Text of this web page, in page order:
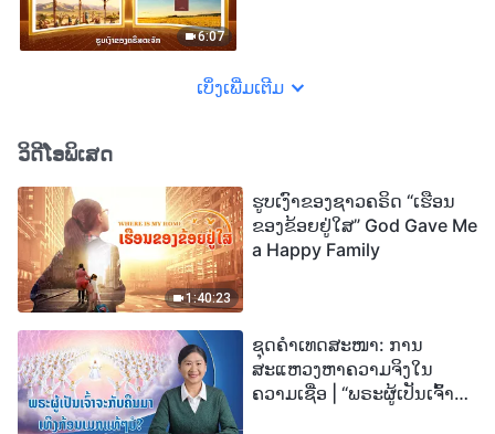
6:07
ເບິ່ງເພີ່ມເຕີມ
ວິດີໂອພິເສດ
1:40:23
ຮູບເງົາຂອງຊາວຄຣິດ “ເຮືອນ
ຂອງຂ້ອຍຢູ່ໃສ” God Gave Me
a Happy Family
ຊຸດຄຳເທດສະໜາ: ການ
ສະແຫວງຫາຄວາມຈິງໃນ
ຄວາມເຊື່ອ | “ພຣະຜູ້ເປັນເຈົ້າຈະ